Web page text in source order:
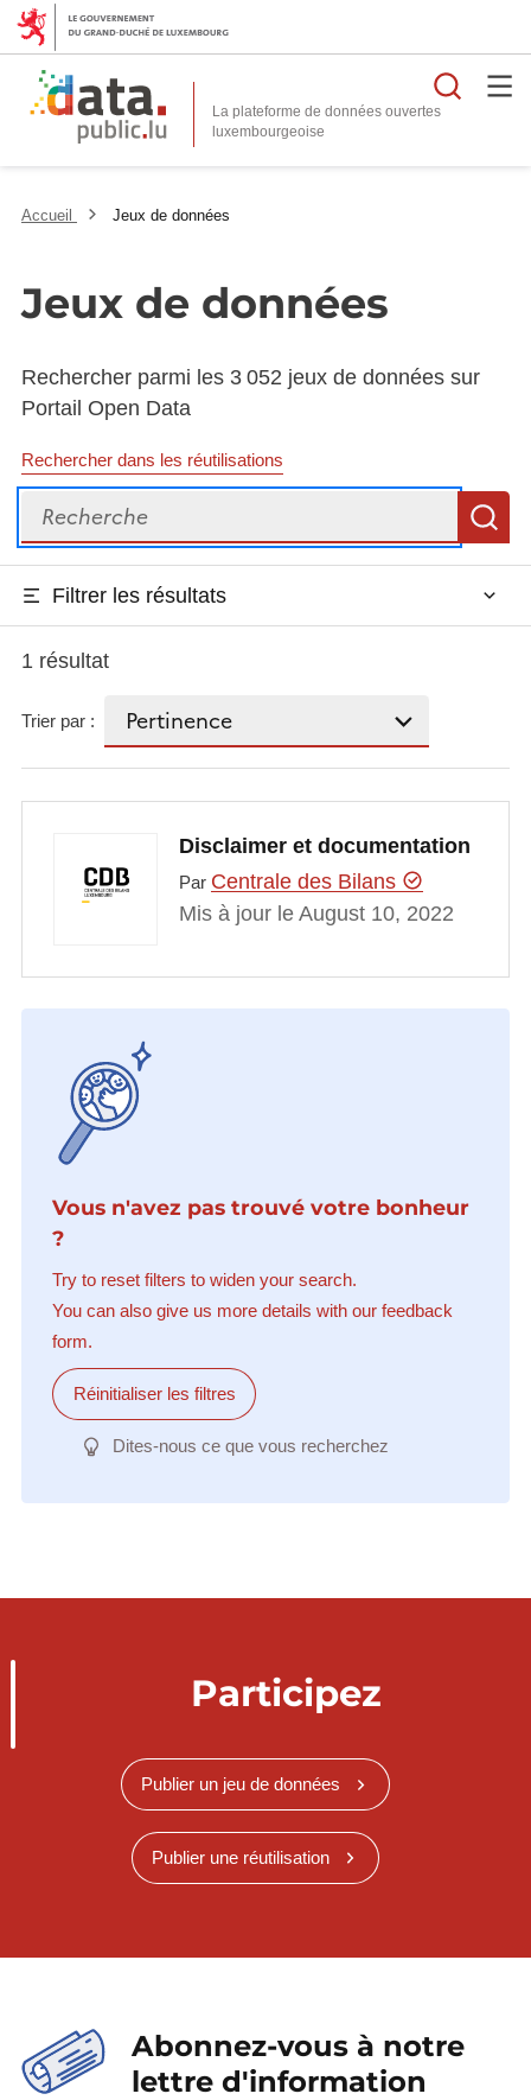
La plateforme de données ouvertes
Accueil Jeux de données
Jeux de données
Rechercher parmi les 3 052 jeux de données sur
Portail Open Data
Rechercher dans les réutilisations
Recherche
Filtrer les résultats
1 résultat
Trier par :
Disclaimer et documentation
Par Centrale des Bilans
Mis à jour le August 10, 2022
Vous n'avez pas trouvé votre bonheur
?
Try to reset filters to widen your search.
You can also give us more details with our feedback
form.
Réinitialiser les filtres
Dites-nous ce que vous recherchez
Participez
Publier un jeu de données
Publier une réutilisation
Abonnez-vous à notre
lettre d'information